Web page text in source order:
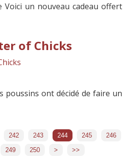
Voici un nouveau cadeau offert
of Chicks
poussins ont décidé de faire un
242 243 244 245
246
249 250 260
270
280
290
300
400
500
600
700
> >>